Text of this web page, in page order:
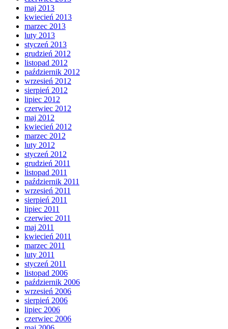
maj 2013
kwiecień 2013
marzec 2013
luty 2013
styczeń 2013
grudzień 2012
listopad 2012
październik 2012
wrzesień 2012
sierpień 2012
lipiec 2012
czerwiec 2012
maj 2012
kwiecień 2012
marzec 2012
luty 2012
styczeń 2012
grudzień 2011
listopad 2011
październik 2011
wrzesień 2011
sierpień 2011
lipiec 2011
czerwiec 2011
maj 2011
kwiecień 2011
marzec 2011
luty 2011
styczeń 2011
listopad 2006
październik 2006
wrzesień 2006
sierpień 2006
lipiec 2006
czerwiec 2006